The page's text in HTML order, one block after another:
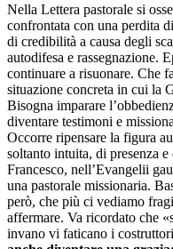
Nella Lettera pastorale si
confrontata con una perdita
di credibilità a causa degli
autodifesa e rassegnazione.
continuare a risuonare. Che
situazione concreta in cui la
Bisogna imparare
diventare testimoni e
Occorre ripensare la figura
soltanto intuita, di presenza
Francesco, nell’Evangelii
una pastorale missionaria.
però, che più ci vediamo
affermare. Va ricordato che
invano vi faticano i